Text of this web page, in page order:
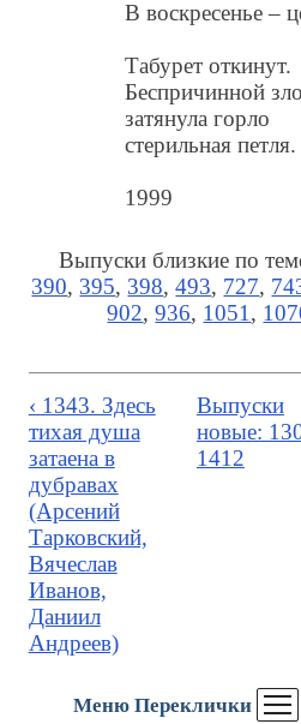
Меню Переклички
В воскресенье –
Табурет откинут.
Беспричинной
затянула горло
стерильная петля.
1999
Выпуски близкие по
390, 395, 398,493, 727,
902,936, 1051,
‹ 1343. Здесь
тихая душа
затаена в
дубравах
(Арсений
Тарковский,
Вячеслав
Иванов,
Даниил
Андреев)
Выпуски
новые:
1412